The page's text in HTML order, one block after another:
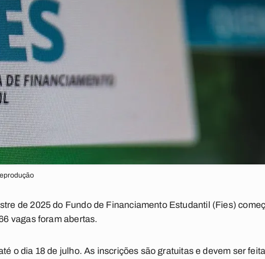
de 2025 do Fundo de Financiamento Estudantil (Fies)
vagas foram abertas.
o dia 18 de julho. As inscrições são gratuitas e devem ser